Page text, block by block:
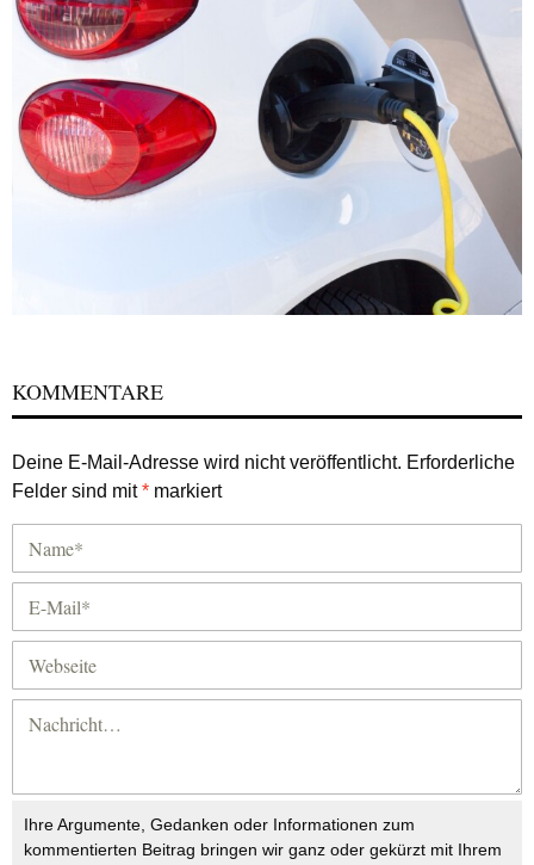
KOMMENTARE
Deine E-Mail-Adresse wird nicht veröffentlicht. Erforderliche
Felder sind mit* markiert
Ihre Argumente, Gedanken oder Informationen zum
kommentierten Beitrag bringen wir ganz oder gekürzt mit Ihrem